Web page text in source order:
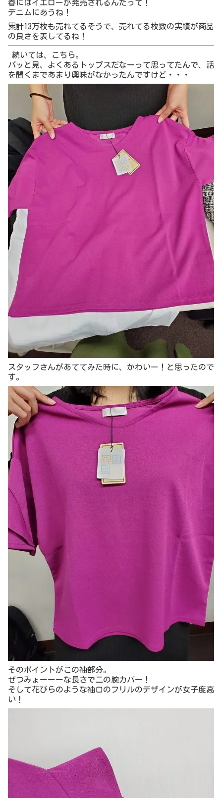
スタッフさんがあててみた時に、かわいー！と思ったので
す。
そのポイントがこの袖部分。
ぜつみょーーーな長さで二の腕カバー！
そして花びらのような袖口のフリルのデザインが女子度高
い！
これから春夏に向けて、こういうきちっとしてるようで女